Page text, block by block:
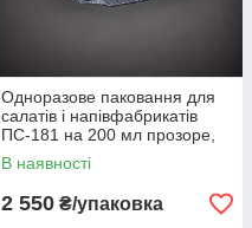
Одноразове паковання для
салатів і напівфабрикатів
ПС-181 на 200 мл прозоре,
1000 шт./уп
В наявності
2 550 ₴/упаковка